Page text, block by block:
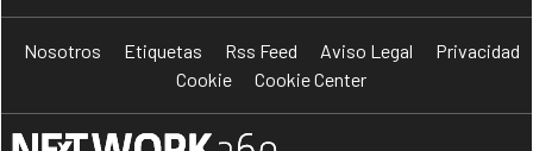
Nosotros Etiquetas Rss Feed Aviso Legal
Privacidad
Cookie
Cookie Center